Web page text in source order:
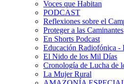
Voces que Habitan
PODCAST
Reflexiones sobre el
Proteger a las Caminantes
En Shorts Podcast
Educación Radiofónica -
El Nido de los Mil Días
Cronología de Lucha de
La Mujer Rural